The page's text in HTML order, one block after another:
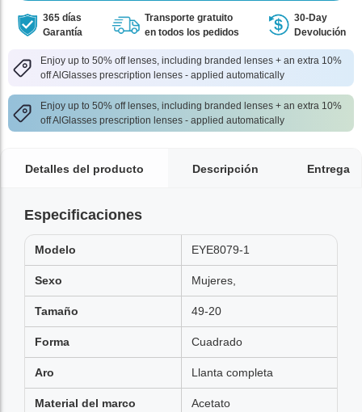
365 días
Garantía
Transporte gratuito
en todos los pedidos
30-Day
Devolución
Enjoy up to 50% off lenses, including branded lenses + an extra 10%
off AlGlasses prescription lenses - applied automatically
Enjoy up to 50% off lenses, including branded lenses + an extra 10%
off AlGlasses prescription lenses - applied automatically
Detalles del producto Descripción Entrega
Especificaciones
Modelo EYE8079-1
Sexo Mujeres,
Tamaño 49-20
Forma Cuadrado
Aro Llanta completa
Material del marco Acetato